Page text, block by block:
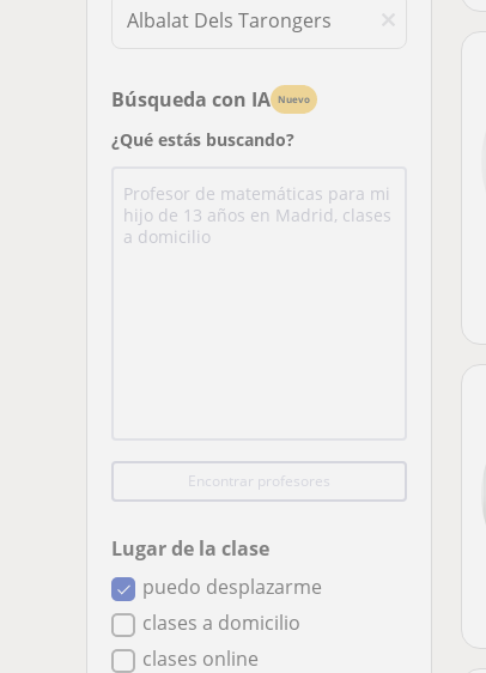
Búsqueda con IA Nuevo
¿Qué estás buscando?
Encontrar profesores
Lugar de la clase
puedo desplazarme
clases a domicilio
clases online